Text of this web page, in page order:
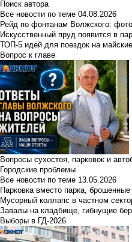
Поиск автора
Все новости по теме 04.08.2026
Рейд по фонтанам Волжского:
Искусственный пруд появится в
ТОП-5 идей для поездок на
Вопрос к главе
Вопросы сухостоя, парковок и
Городские проблемы
Все новости по теме 13.05.2026
Парковка вместо парка,
Мусорный коллапс в частном
Завалы на кладбище, гибнущие
Выборы в ГД-2026